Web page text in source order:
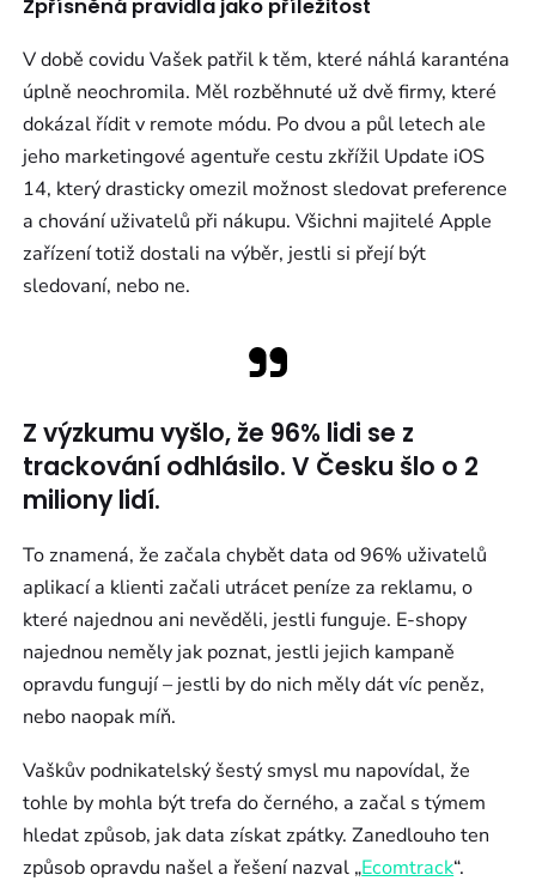
Zpřísněná pravidla jako příležitost
V době covidu Vašek patřil k těm, které náhlá karanténa
úplně neochromila. Měl rozběhnuté už dvě firmy, které
dokázal řídit v remote módu. Po dvou a půl letech ale
jeho marketingové agentuře cestu zkřížil Update iOS
14, který drasticky omezil možnost sledovat preference
a chování uživatelů při nákupu. Všichni majitelé Apple
zařízení totiž dostali na výběr, jestli si přejí být
sledovaní, nebo ne.
Z výzkumu vyšlo, že 96% lidi se z
trackování odhlásilo. V Česku šlo o 2
miliony lidí.
To znamená, že začala chybět data od 96% uživatelů
aplikací a klienti začali utrácet peníze za reklamu, o
které najednou ani nevěděli, jestli funguje. E-shopy
najednou neměly jak poznat, jestli jejich kampaně
opravdu fungují – jestli by do nich měly dát víc peněz,
nebo naopak míň.
Vaškův podnikatelský šestý smysl mu napovídal, že
tohle by mohla být trefa do černého, a začal s týmem
hledat způsob, jak data získat zpátky. Zanedlouho ten
způsob opravdu našel a řešení nazval „Ecomtrack“.